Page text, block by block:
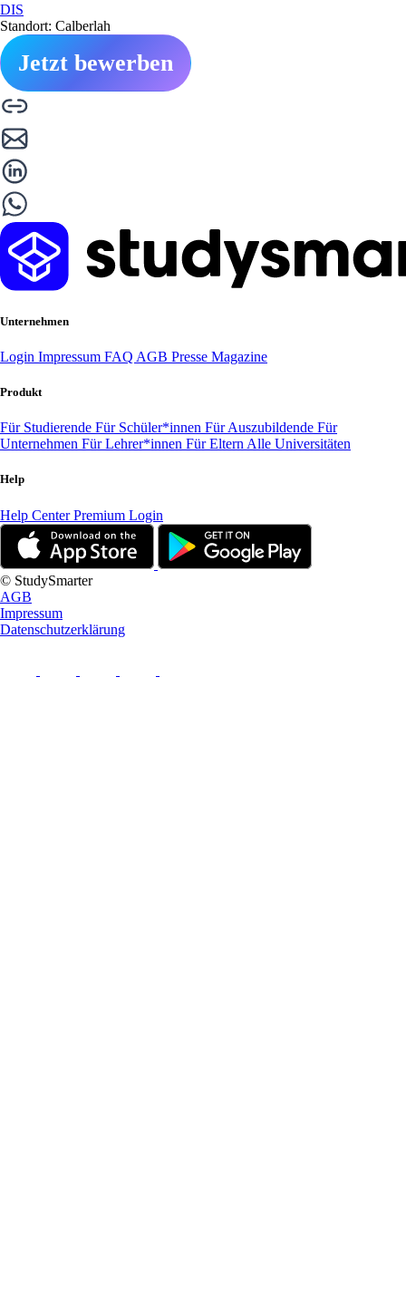
DIS
Standort: Calberlah
Jetzt bewerben
Unternehmen
Login Impressum FAQ AGB Presse Magazine
Produkt
Für Studierende Für Schüler*innen Für Auszubildende Für
Unternehmen Für Lehrer*innen Für Eltern Alle Universitäten
Help
Help CenterPremium Login
© StudySmarter
AGB
Impressum
Datenschutzerklärung